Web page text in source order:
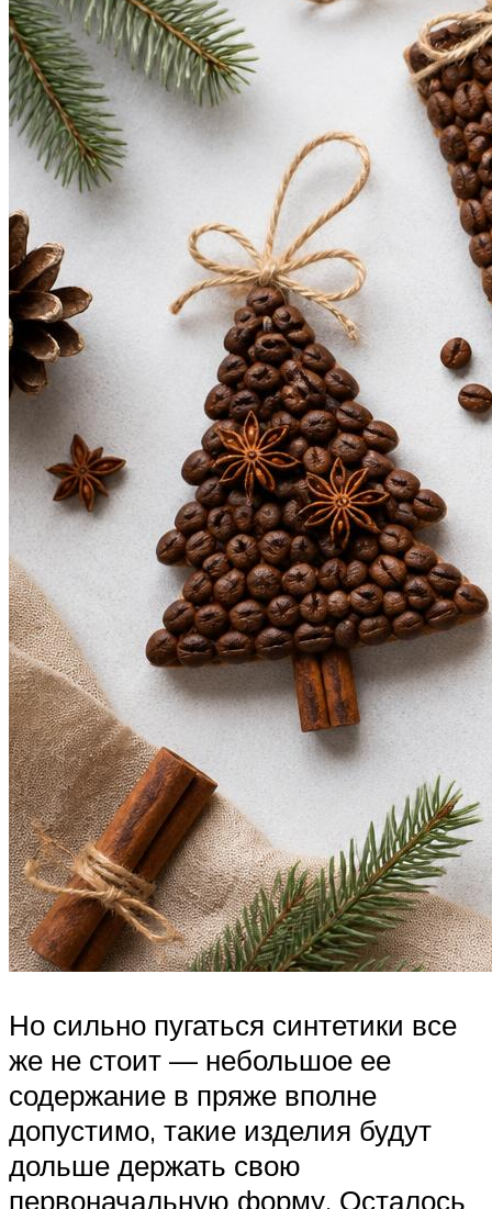
Но сильно пугаться синтетики все
же не стоит — небольшое ее
содержание в пряже вполне
допустимо, такие изделия будут
дольше держать свою
первоначальную форму. Осталось